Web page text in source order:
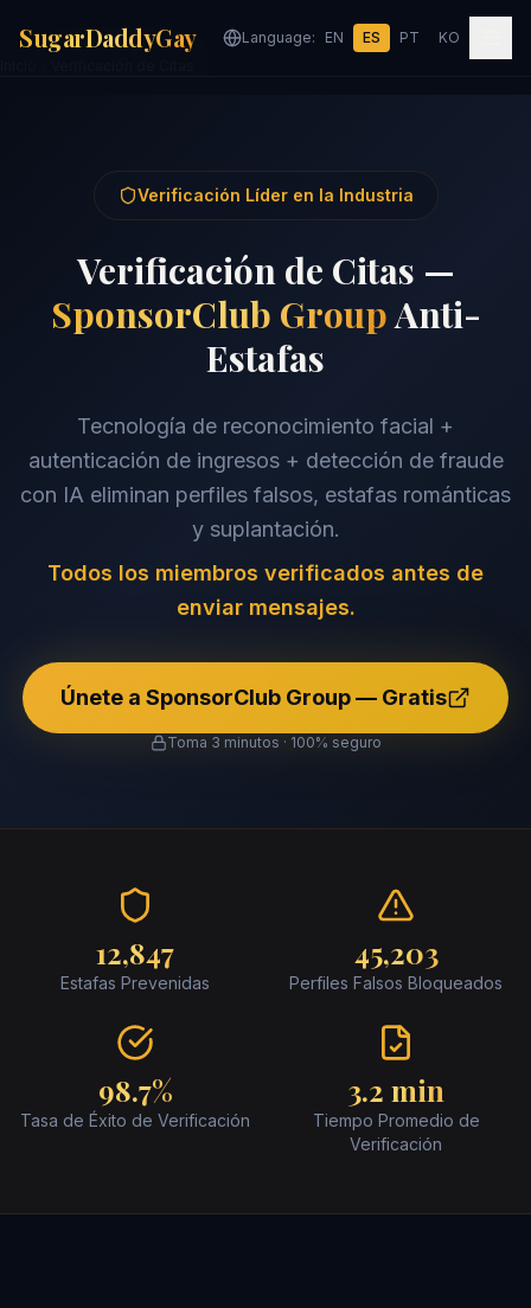
SugarDaddyGay Language: EN ES PT
KO
Verificación Líder en la Industria
Verificación de Citas —
SponsorClub GroupAnti-
Estafas
Tecnología de reconocimiento facial +
autenticación de ingresos + detección de fraude
con IA eliminan perfiles falsos, estafas románticas
y suplantación.
Todos los miembros verificados antes de
enviar mensajes.
Únete a SponsorClub Group — Gratis
Toma 3 minutos · 100% seguro
12,847
Estafas Prevenidas
45,203
Perfiles Falsos Bloqueados
98.7%
Tasa de Éxito de Verificación
3.2 min
Tiempo Promedio de
Verificación